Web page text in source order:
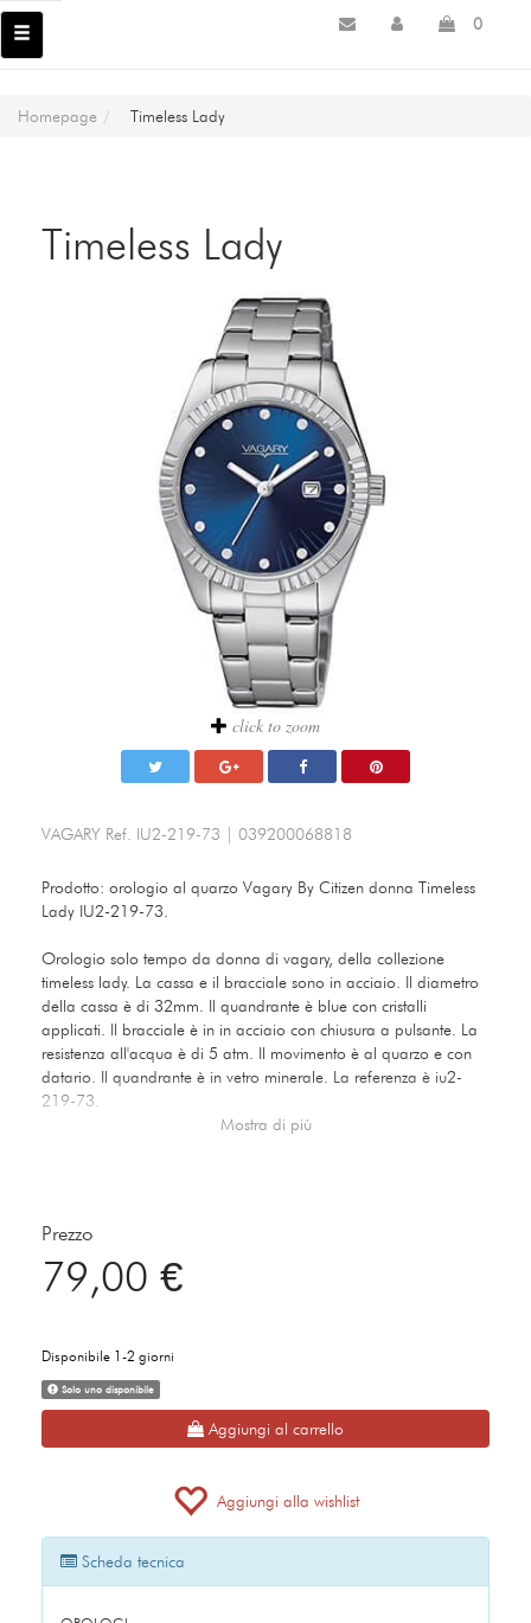
0
Homepage Timeless Lady
Timeless Lady
click to zoom
VAGARY Ref. IU2-219-73 039200068818
Prodotto: orologio al quarzo Vagary By Citizen donna Timeless
Lady IU2-219-73.
Orologio solo tempo da donna di vagary, della collezione
timeless lady. La cassa e il bracciale sono in acciaio. Il diametro
della cassa è di 32mm. Il quandrante è blue con cristalli
applicati. Il bracciale è in in acciaio con chiusura a pulsante. La
resistenza all'acqua è di 5 atm. Il movimento è al quarzo e con
datario. Il quandrante è in vetro minerale. La referenza è iu2-
219-73.
Mostra di più
Prezzo
79,00 €
Disponibile 1-2 giorni
Solo uno disponibile
Aggiungi al carrello
Aggiungi alla wishlist
Scheda tecnica